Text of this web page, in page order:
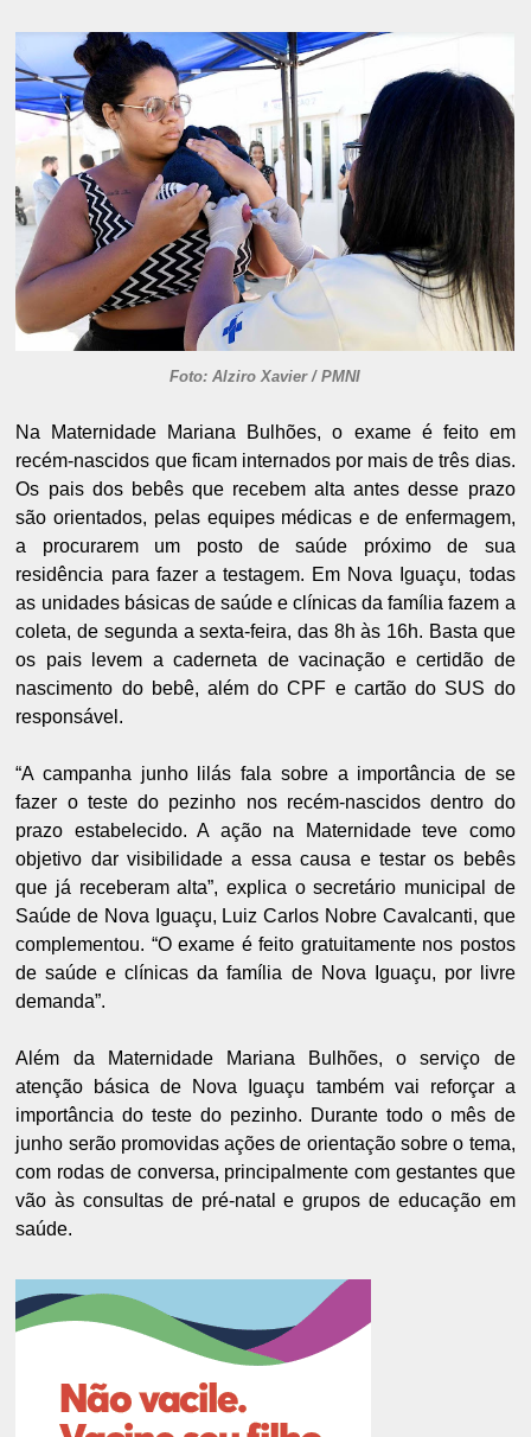
Foto: Alziro Xavier / PMNI
Na Maternidade Mariana Bulhões, o exame é feito em
recém-nascidos que ficam internados por mais de três dias.
Os pais dos bebês que recebem alta antes desse prazo
são orientados, pelas equipes médicas e de enfermagem,
a procurarem um posto de saúde próximo de sua
residência para fazer a testagem. Em Nova Iguaçu, todas
as unidades básicas de saúde e clínicas da família fazem a
coleta, de segunda a sexta-feira, das 8h às 16h. Basta que
os pais levem a caderneta de vacinação e certidão de
nascimento do bebê, além do CPF e cartão do SUS do
responsável.
“A campanha junho lilás fala sobre a importância de se
fazer o teste do pezinho nos recém-nascidos dentro do
prazo estabelecido. A ação na Maternidade teve como
objetivo dar visibilidade a essa causa e testar os bebês
que já receberam alta”, explica o secretário municipal de
Saúde de Nova Iguaçu, Luiz Carlos Nobre Cavalcanti, que
complementou. “O exame é feito gratuitamente nos postos
de saúde e clínicas da família de Nova Iguaçu, por livre
demanda”.
Além da Maternidade Mariana Bulhões, o serviço de
atenção básica de Nova Iguaçu também vai reforçar a
importância do teste do pezinho. Durante todo o mês de
junho serão promovidas ações de orientação sobre o tema,
com rodas de conversa, principalmente com gestantes que
vão às consultas de pré-natal e grupos de educação em
saúde.